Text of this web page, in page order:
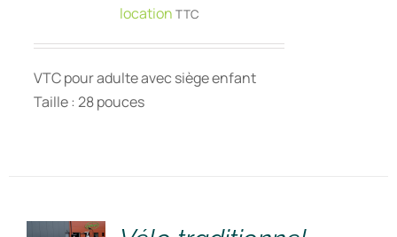
location TTC
VTC pour adulte avec siège enfant
Taille : 28 pouces
DÉTAILS